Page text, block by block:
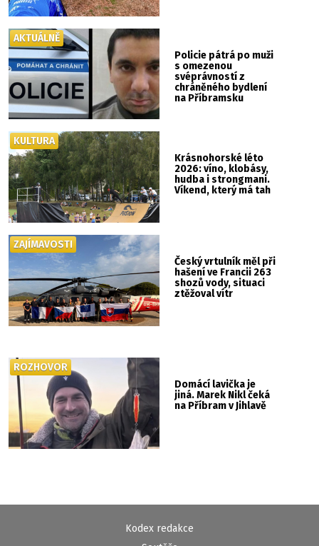
Policie pátrá po muži
s omezenou
svéprávností z
chráněného bydlení
na Příbramsku
AKTUÁLNĚ
Krásnohorské léto
2026: víno, klobásy,
hudba i strongmani.
Víkend, který má tah
KULTURA
Český vrtulník měl při
hašení ve Francii 263
shozů vody, situaci
ztěžoval vítr
ZAJÍMAVOSTI
Domácí lavička je
jiná. Marek Nikl čeká
na Příbram v Jihlavě
ROZHOVOR
Kodex redakce